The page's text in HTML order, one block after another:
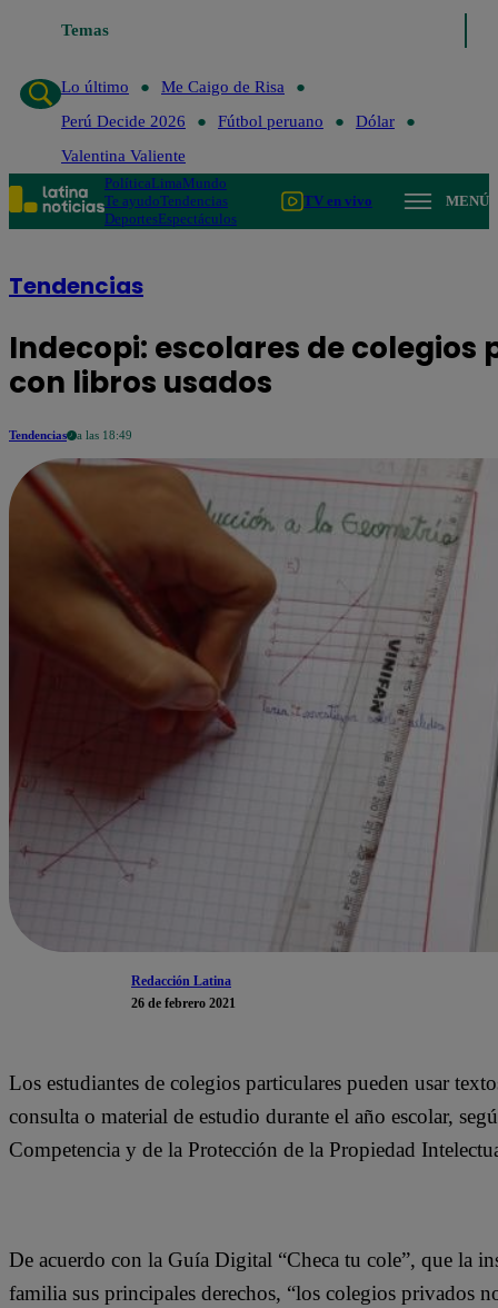
Temas
de Risa Perú Decide 2026
Lo último
Me Caigo de Risa
Perú Decide 2026
Fútbol peruano
Dólar
Valentina Valiente
PolíticaLimaMundo
Te ayudoTendencias
DeportesEspectáculos
TV en vivo MENÚ
Tendencias
Indecopi: escolares de
con libros usados
Tendencias a las 18:49
Redacción Latina
26 de febrero 2021
Los estudiantes de colegios particulares pueden usar
consulta o material de estudio durante el año escolar,
Competencia y de la Protección de la Propiedad
De acuerdo con la Guía Digital “Checa tu cole”, que la
familia sus principales derechos, “los colegios privados